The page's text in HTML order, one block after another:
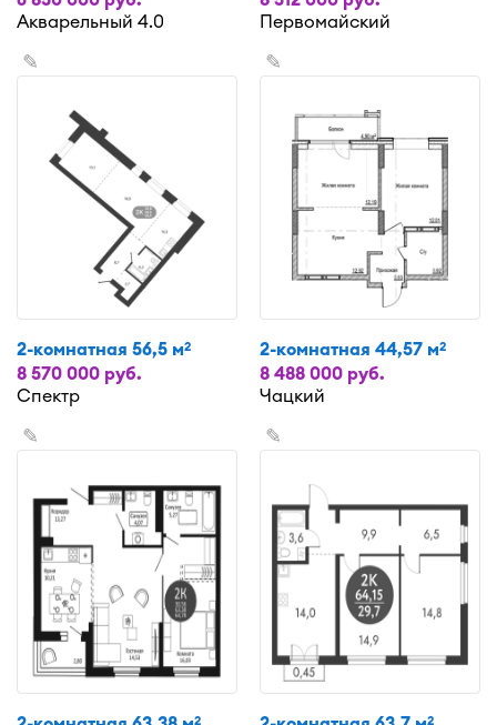
Акварельный 4.0
Первомайский
✎
2-комнатная 56,5 м2
8 570 000 руб.
Спектр
✎
2-комнатная 44,57 м2
8 488 000 руб.
Чацкий
✎
2
✎
2